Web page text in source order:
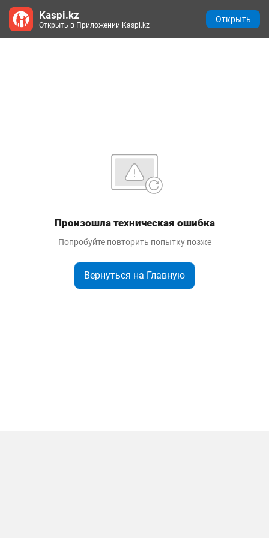
Произошла техническая ошибка
Попробуйте повторить попытку позже
Вернуться на Главную
Kaspi.kz
Открыть в Приложении Kaspi.kz
Открыть